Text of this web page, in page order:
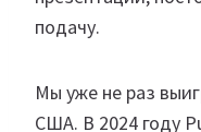
подачу.
Мы уже не раз
США. В 2024 году